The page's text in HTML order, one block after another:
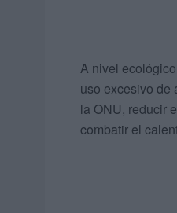
A nivel
uso excesivo de
la ONU, reducir
combatir el